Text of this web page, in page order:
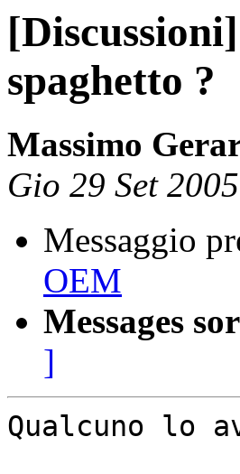
spaghetto ?
Massimo
Gio 29 Set
Messaggio
OEM
Messages
]
Qualcuno lo